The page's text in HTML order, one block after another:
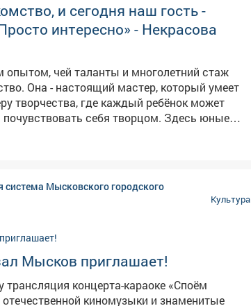
и сегодня наш гость -
интересно» - Некрасова
опытом, чей таланты и многолетний стаж
Она - настоящий мастер, который умеет
творчества, где каждый ребёнок может
себя творцом. Здесь юные
прикладного творчества, проявляют свой
ребята экспериментируют с
свои работы. Многие из ребят были
различных конкурсов, а отчётные выставки
у жителей города.
система Мысковского городского
Культура
Мысков приглашает!
концерта-караоке «Споём
киномузыки и знаменитые